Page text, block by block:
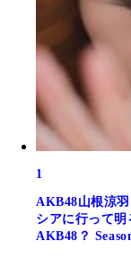
1
AKB48山根涼
シアに行って
AKB48？